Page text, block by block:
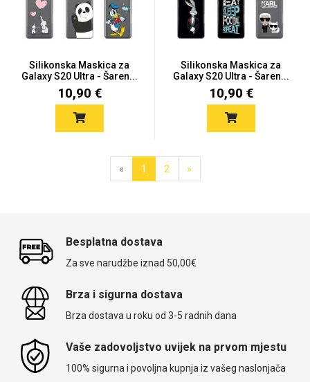
Silikonska Maskica za
Galaxy S20 Ultra - Šaren...
10,90 €
Silikonska Maskica za
Galaxy S20 Ultra - Šaren...
10,90 €
« 1 2 »
Besplatna dostava
Za sve narudžbe iznad 50,00€
Brza i sigurna dostava
Brza dostava u roku od 3-5 radnih dana
Vaše zadovoljstvo uvijek na prvom mjestu
100% sigurna i povoljna kupnja iz vašeg naslonjača